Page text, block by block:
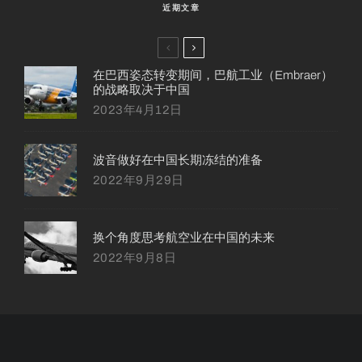
近期文章
在巴西姿态转变期间，巴航工业（Embraer）
的战略取决于中国
2023年4月12日
波音做好在中国长期冻结的准备
2022年9月29日
换个角度思考航空业在中国的未来
2022年9月8日